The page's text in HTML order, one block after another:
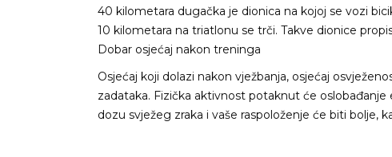
40 kilometara dugačka je dionica na kojoj se vozi
10 kilometara na triatlonu se trči. Takve dionice
Dobar osjećaj nakon treninga
Osjećaj koji dolazi nakon vježbanja, osjećaj
zadataka. Fizička aktivnost potaknut će
dozu svježeg zraka i vaše raspoloženje će biti bolje,